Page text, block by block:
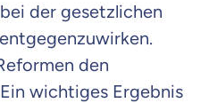
der gesetzlichen
den
wichtiges Ergebnis